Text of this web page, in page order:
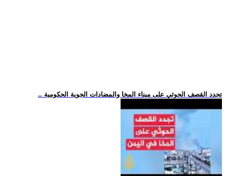
.. تجدد القصف الحوثي على ميناء المخا والمضادات الجوية الحكومية